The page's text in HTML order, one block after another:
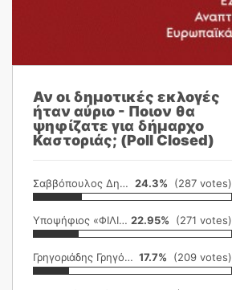
Αν οι δημοτικές εκλογές
ήταν αύριο - Ποιον θα
ψηφίζατε για δήμαρχο
Καστοριάς; (Poll Closed)
Σαββόπουλος Δημήτρης 24.3% (287 votes)
Υποψήφιος «ΦΙΛΙΚΗ ΕΤΑΙΡΕΙΑ» 22.95% (271 votes)
Γρηγοριάδης Γρηγόρης 17.7% (209 votes)